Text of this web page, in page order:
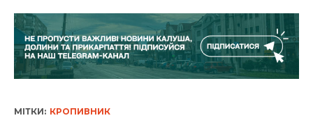
МІТКИ: КРОПИВНИК